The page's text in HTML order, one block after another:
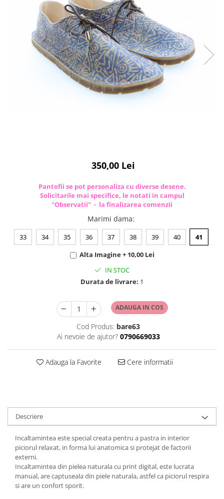
350,00 Lei
Pantofii se pot personaliza cu diverse desene.
Solicitarile mai specifice, le notati in campul
"Observatii" - la finalizarea comenzii
Marimi dama:
33 34 35 36 37 38 39 40
41
Alta Imagine + 10,00 Lei
IN STOC
Durata de livrare: 1
ADAUGA IN COS
Cod Produs: bare63
Ai nevoie de ajutor? 0790669033
Adauga la Favorite Cere informatii
Descriere
Incaltamintea este special creata pentru a pastra in interior
piciorul relaxat, in forma lui anatomica si protejat de factorii
externi.
Incaltamintea din pielea naturala cu print digital, este lucrata
manual, are captuseala din piele naturala, astfel ca piciorul respira
si are un confort sporit.